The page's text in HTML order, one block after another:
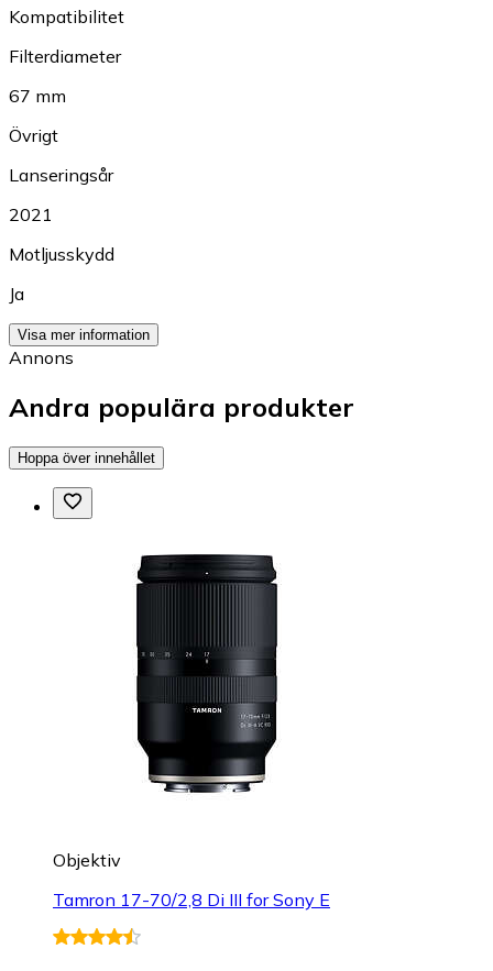
Kompatibilitet
Filterdiameter
67 mm
Övrigt
Lanseringsår
2021
Motljusskydd
Ja
Visa mer information
Annons
Andra populära produkter
Hoppa över innehållet
Objektiv
Tamron 17-70/2,8 Di III for Sony E